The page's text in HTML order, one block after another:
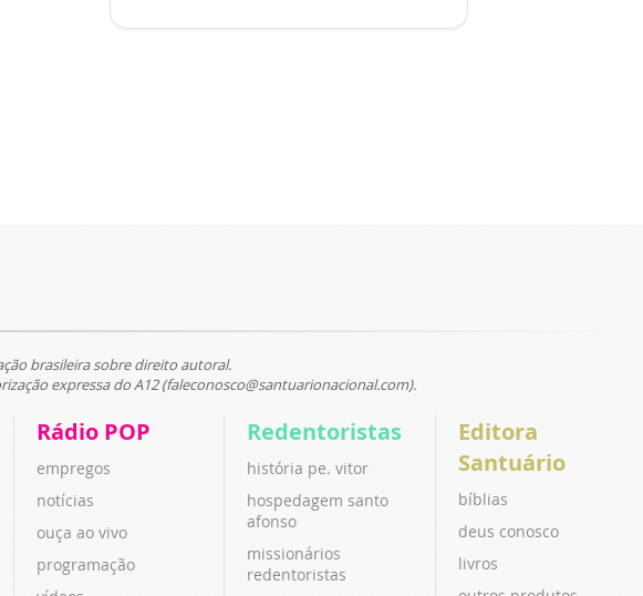
brasileira sobre direito autoral.
expressa do A12 (faleconosco@santuarionacional.com).
Rádio POP
empregos
notícias
ouça ao vivo
programação
Redentoristas
história pe. vitor
hospedagem santo
afonso
missionários
redentoristas
Editora
Santuário
bíblias
deus conosco
livros